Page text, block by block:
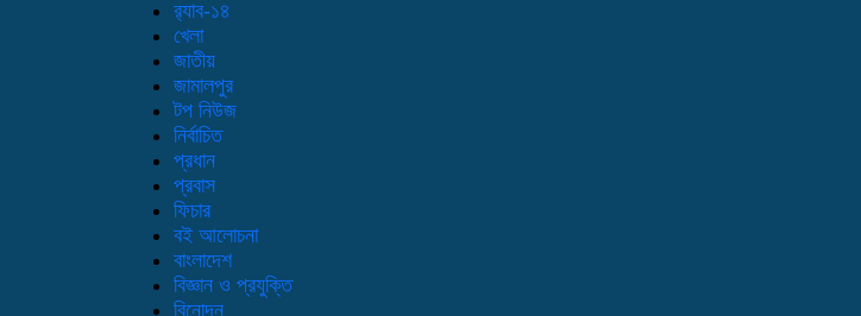
র‌্যাব-১৪
খেলা
জাতীয়
জামালপুর
টপ নিউজ
নির্বাচিত
প্রধান
প্রবাস
ফিচার
বই আলোচনা
বাংলাদেশ
বিজ্ঞান ও প্রযুক্তি
বিনোদন